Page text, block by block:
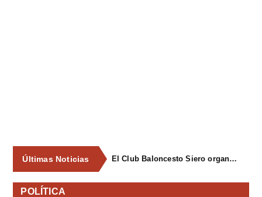
Últimas Noticias El Club Baloncesto Siero organizará su primer campus para niños del 1 al 4 de septiembre en Pola de Siero
POLÍTICA